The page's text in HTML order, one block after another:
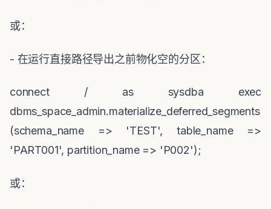
或：
- 在运行直接路径导出之前物化空的分区：
connect / as sysdba exec
dbms_space_admin.materialize_deferred_segments
(schema_name => 'TEST', table_name =>
'PART001', partition_name => 'P002');
或：